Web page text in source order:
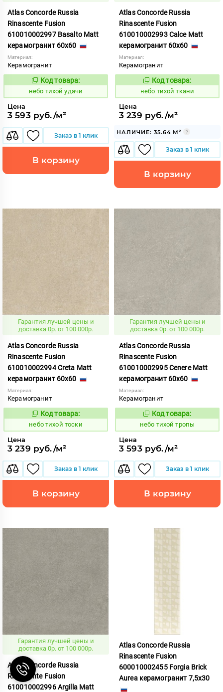
Atlas Concorde Russia
Rinascente Fusion
610010002997 Basalto Matt
керамогранит 60x60
Материал:
Керамогранит
1122110
Код товара:
небо тихой удачи
Цена
3 593 руб./м²
Заказ в 1 клик
В корзину
Atlas Concorde Russia
Rinascente Fusion
610010002993 Calce Matt
керамогранит 60x60
Материал:
Керамогранит
1122105
Код товара:
небо тихой ткани
Цена
3 239 руб./м²
НАЛИЧИЕ: 35.64 М²
Заказ в 1 клик
В корзину
Гарантия лучшей цены и
доставка 0р. от 100 000р.
Atlas Concorde Russia
Rinascente Fusion
610010002994 Creta Matt
керамогранит 60x60
Материал:
Керамогранит
1122106
Код товара:
небо тихой тоски
Цена
3 239 руб./м²
Заказ в 1 клик
В корзину
Гарантия лучшей цены и
доставка 0р. от 100 000р.
Atlas Concorde Russia
Rinascente Fusion
610010002995 Cenere Matt
керамогранит 60x60
Материал:
Керамогранит
1122108
Код товара:
небо тихой тропы
Цена
3 593 руб./м²
Заказ в 1 клик
В корзину
Гарантия лучшей цены и
доставка 0р. от 100 000р.
Atlas Concorde Russia
Rinascente Fusion
610010002996 Argilla Matt
Atlas Concorde Russia
Rinascente Fusion
600010002455 Forgia Brick
Aurea керамогранит 7,5x30